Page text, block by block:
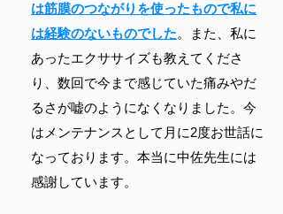
は筋膜のつながりを使ったもので私に
は経験のないものでした。また、私に
あったエクササイズも教えてくださ
り、数回で今まで感じていた痛みやだ
るさが嘘のようになくなりました。今
はメンテナンスとして月に2度お世話に
なっております。本当に中佐先生には
感謝しています。